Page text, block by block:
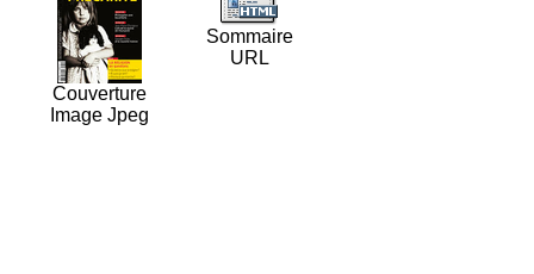
Couverture
Image Jpeg
Sommaire
URL